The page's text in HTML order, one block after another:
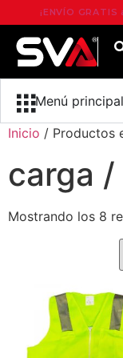
¡ENVÍO
Menú principal
Inicio / Productos
carga
Mostrando los 8